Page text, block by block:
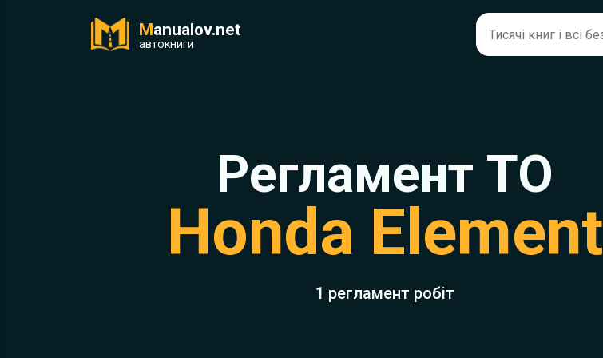
Manualov.net
автокниги
Регламент ТО
Honda Element
1 регламент робіт